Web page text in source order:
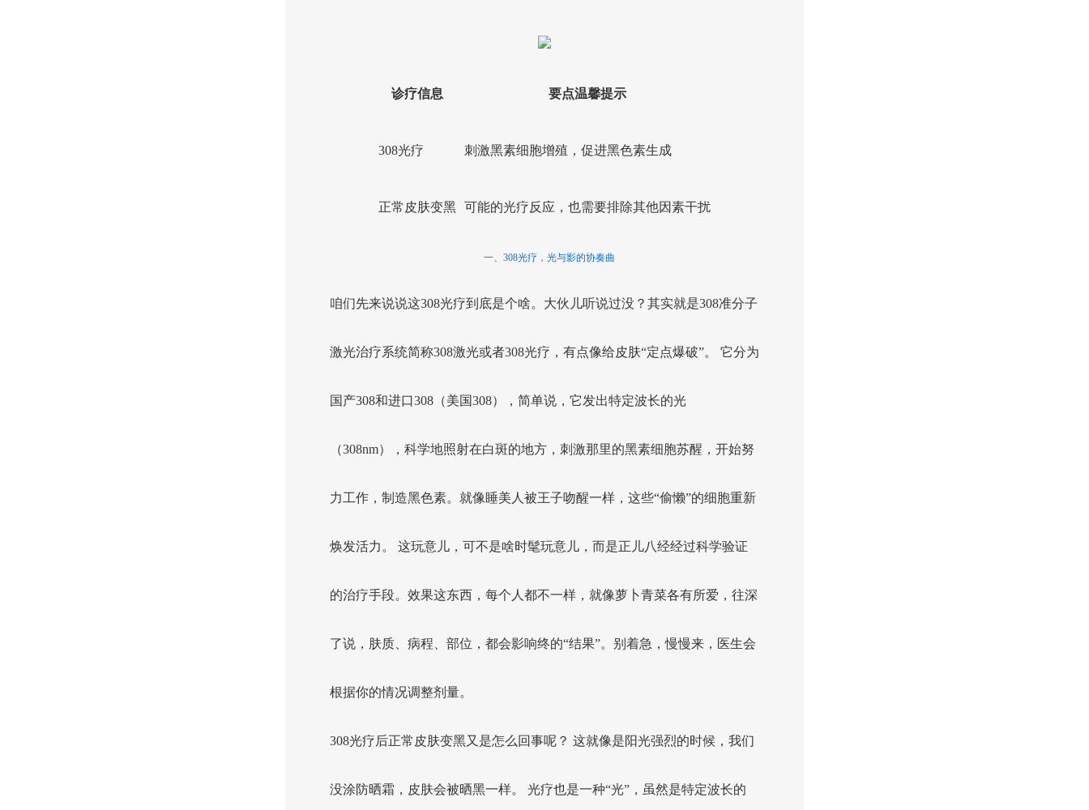
诊疗信息 要点温馨提示
308光疗 刺激黑素细胞增殖，促进黑色素生成
正常皮肤变黑 可能的光疗反应，也需要排除其他因素干扰
一、308光疗，光与影的协奏曲
咱们先来说说这308光疗到底是个啥。大伙儿听说过没？其实就是308准分子
激光治疗系统简称308激光或者308光疗，有点像给皮肤“定点爆破”。 它分为
国产308和进口308（美国308），简单说，它发出特定波长的光
（308nm），科学地照射在白斑的地方，刺激那里的黑素细胞苏醒，开始努
力工作，制造黑色素。就像睡美人被王子吻醒一样，这些“偷懒”的细胞重新
焕发活力。 这玩意儿，可不是啥时髦玩意儿，而是正儿八经经过科学验证
的治疗手段。效果这东西，每个人都不一样，就像萝卜青菜各有所爱，往深
了说，肤质、病程、部位，都会影响终的“结果”。别着急，慢慢来，医生会
根据你的情况调整剂量。
308光疗后正常皮肤变黑又是怎么回事呢？ 这就像是阳光强烈的时候，我们
没涂防晒霜，皮肤会被晒黑一样。 光疗也是一种“光”，虽然是特定波长的